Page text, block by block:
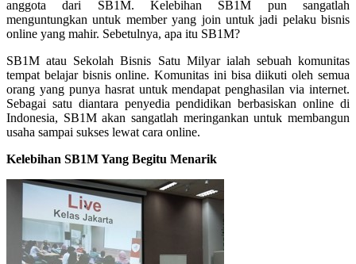
anggota dari SB1M. Kelebihan SB1M pun sangatlah
menguntungkan untuk member yang join untuk jadi pelaku bisnis
online yang mahir. Sebetulnya, apa itu SB1M?
SB1M atau Sekolah Bisnis Satu Milyar ialah sebuah komunitas
tempat belajar bisnis online. Komunitas ini bisa diikuti oleh semua
orang yang punya hasrat untuk mendapat penghasilan via internet.
Sebagai satu diantara penyedia pendidikan berbasiskan online di
Indonesia, SB1M akan sangatlah meringankan untuk membangun
usaha sampai sukses lewat cara online.
Kelebihan SB1M Yang Begitu Menarik